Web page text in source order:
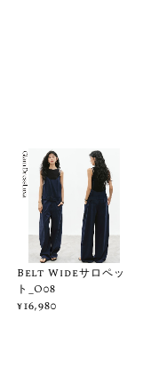
Belt Wideサロペッ
ト_O08
¥16,980